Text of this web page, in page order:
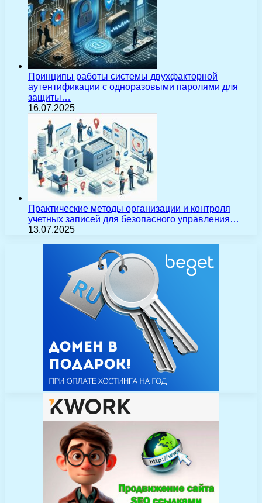
Принципы работы системы двухфакторной
аутентификации с одноразовыми паролями для
защиты…
16.07.2025
Практические методы организации и контроля
учетных записей для безопасного управления…
13.07.2025